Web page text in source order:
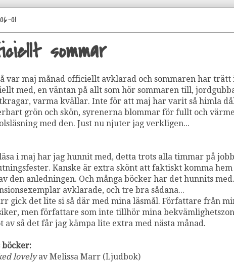
01
sommar
var maj månad officiellt avklarad och sommaren har trätt
med, en väntan på allt som hör sommaren till,
varma kvällar. Inte för att maj har varit så himla
grön och skön, syrenerna blommar för fullt och
med den. Just nu njuter jag verkligen...
i maj har jag hunnit med, detta trots alla timmar på
Kanske är extra skönt att faktiskt komma
den anledningen. Och många böcker har det hunnits
avklarade, och tre bra sådana...
gick det lite si så där med mina läsmål. Författare från
men författare som inte tillhör mina
av så det får jag kämpa lite extra med nästa månad.
böcker:
lovelyav Melissa Marr (Ljudbok)